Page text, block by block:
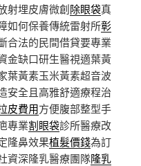
射埋皮膚微創除眼袋真
如何保養傳統雷射所彰
合法的民間借貸要專業
金缺口研生醫視適葉黃
葉黃素玉米黃素超音波
安全且高雅舒適療程治
皮費用方便腹部整型手
專業割眼袋診所醫療改
隆鼻效果植髮價錢為訂
資深隆乳醫療團隊隆乳